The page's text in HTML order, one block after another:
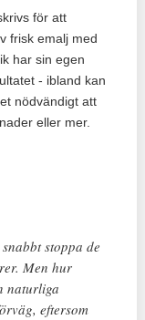
för att
frisk emalj med
har sin egen
- ibland kan
nödvändigt att
eller mer.
stoppa de
Men hur
naturliga
eftersom